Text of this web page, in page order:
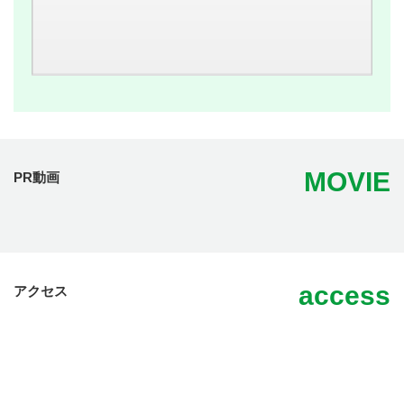
PR動画 MOVIE
アクセス access